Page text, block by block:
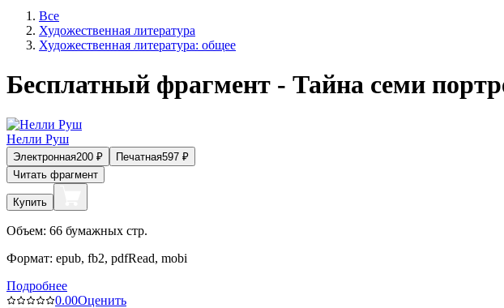
Все
Художественная литература
Художественная литература: общее
Бесплатный фрагмент - Тайна семи
Нелли Руш
Электронная200 ₽ Печатная597 ₽
Читать фрагмент
Купить
Объем: 66 бумажных стр.
Формат: epub, fb2, pdfRead, mobi
Подробнее
0.00Оценить